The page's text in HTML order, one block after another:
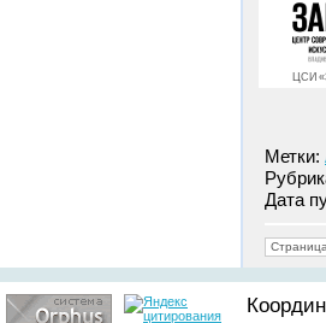
ЦСИ
Метки:
Дата